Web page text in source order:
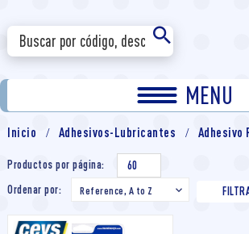
MENU
Inicio Adhesivos-Lubricantes Adhesivo
Productos por página:
60
Ordenar por:
Reference, A to Z 